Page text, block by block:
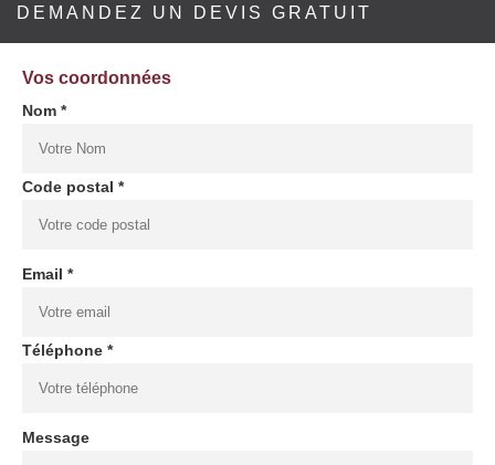
DEMANDEZ UN DEVIS GRATUIT
Vos coordonnées
Nom *
Code postal *
Email *
Téléphone *
Message